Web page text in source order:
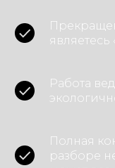
Работа
Полная
разборе